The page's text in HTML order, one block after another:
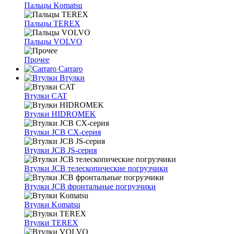
Пальцы Komatsu
Пальцы TEREX
Пальцы VOLVO
Прочее
Carraro
Втулки
Втулки CAT
Втулки HIDROMEK
Втулки JCB CX-серия
Втулки JCB JS-серия
Втулки JCB телескопические погрузчики
Втулки JCB фронтальные погрузчики
Втулки Komatsu
Втулки TEREX